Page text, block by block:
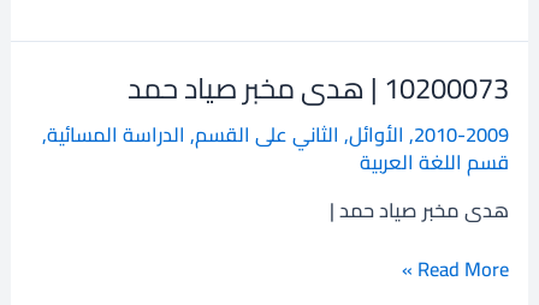
10200073 | هدى مخبر صياد حمد
2010-2009
, الأوائل, الثاني على القسم, الدراسة المسائية,
قسم اللغة العربية
هدى مخبر صياد حمد |
10200073
هدى
مخبر
صياد
حمد
Read More »